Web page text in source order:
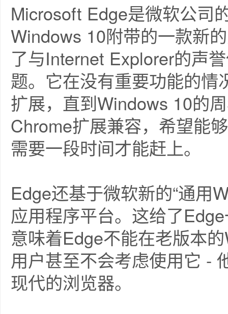
Microsoft Edge是微软公司
Windows 10附带的一款新
了与Internet Explorer的声
题。它在没有重要功能的
扩展，直到Windows 10的
Chrome扩展兼容，希望能
需要一段时间才能赶上。
Edge还基于微软新的“通用
应用程序平台。这给了
意味着Edge不能在老版本
用户甚至不会考虑使用它 -
现代的浏览器。